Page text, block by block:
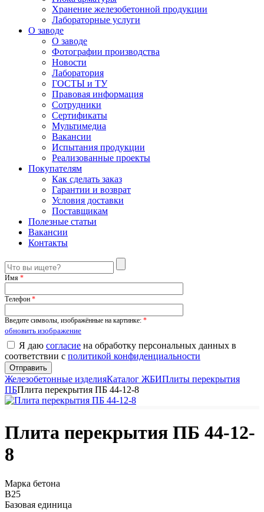
Хранение железобетонной продукции
Лабораторные услуги
О заводе
О заводе
Фотографии производства
Новости
Лаборатория
ГОСТЫ и ТУ
Правовая информация
Сотрудники
Сертификаты
Мультимедиа
Вакансии
Испытания продукции
Реализованные проекты
Покупателям
Как сделать заказ
Гарантии и возврат
Условия доставки
Поставщикам
Полезные статьи
Вакансии
Контакты
Имя *
Телефон *
Введите символы, изображённые на картинке: *
обновить изображение
Я даю согласие на обработку персональных данных в
соответствии с политикой конфиденциальности
Железобетонные изделияКаталог ЖБИПлиты перекрытия
ПБПлита перекрытия ПБ 44-12-8
Плита перекрытия ПБ 44-12-
8
Марка бетона
B25
Базовая единица